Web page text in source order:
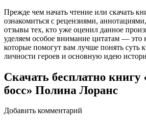
Прежде чем начать чтение или скачать
ознакомиться с рецензиями,
отзывы тех, кто уже оценил данное
уделяем особое внимание цитатам — это
которые помогут вам лучше понять суть
личности героев и основную идею
Скачать бесплатно
босс» Полина Лоранс
Добавить комментарий